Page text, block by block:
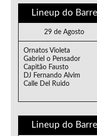
Lineup do
29 de Agosto
Ornatos Violeta
Gabriel o Pensador
Capitão Fausto
DJ Fernando Alvim
Calle Del Ruido
Lineup do